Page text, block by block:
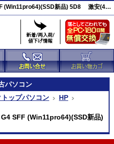
【即納パソコン】ProDesk 600 G4 SFF (Win11pro64)(SSD新品) 5D8 激安(45723)
パソコン
ップパソコン
HP
SFF (Win11pro64)(SSD新品)